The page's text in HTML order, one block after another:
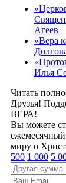
Агеев
«Вера
Илья
Читать
Друзья!
ВЕРА!
Вы можете
ежемесячный
миру о
500 1 000 5